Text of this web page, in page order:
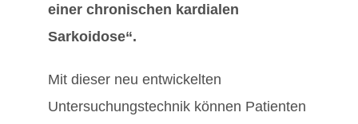
einer chronischen kardialen
Sarkoidose“.
Mit dieser neu entwickelten
Untersuchungstechnik können Patienten